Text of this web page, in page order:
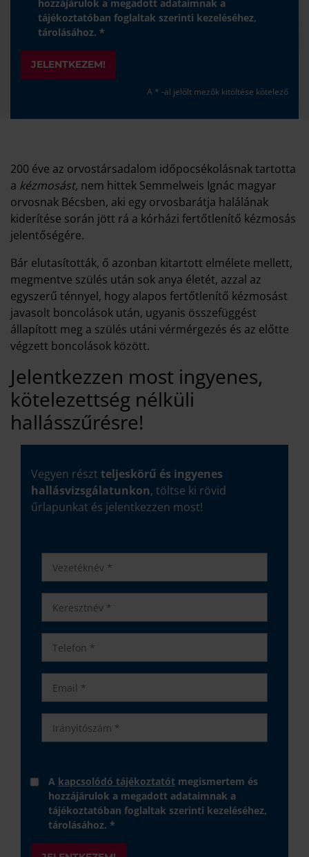
hozzájárulok a megadott adataimnak a
tájékoztatóban foglaltak szerinti kezeléséhez,
tárolásához. *
JELENTKEZEM!
A * -al jelölt mezők kitöltése kötelező
200 éve az orvostársadalom időpocsékolásnak tartotta
a kézmosást, nem hittek Semmelweis Ignác magyar
orvosnak Bécsben, aki egy orvosbarátja halálának
kiderítése során jött rá a kórházi fertőtlenítő kézmosás
jelentőségére.
Bár elutasították, ő azonban kitartott elmélete mellett,
megmentve szülés után sok anya életét, azzal az
egyszerű ténnyel, hogy alapos fertőtlenítő kézmosást
javasolt boncolások után, ugyanis összefüggést
állapított meg a szülés utáni vérmérgezés és az előtte
végzett boncolások között.
Jelentkezzen most ingyenes,
kötelezettség nélküli
hallásszűrésre!
Vegyen részt teljeskörű és ingyenes
hallásvizsgálatunkon, töltse ki rövid
űrlapunkat és jelentkezzen most!
A kapcsolódó tájékoztatót megismertem és
hozzájárulok a megadott adataimnak a
tájékoztatóban foglaltak szerinti kezeléséhez,
tárolásához. *